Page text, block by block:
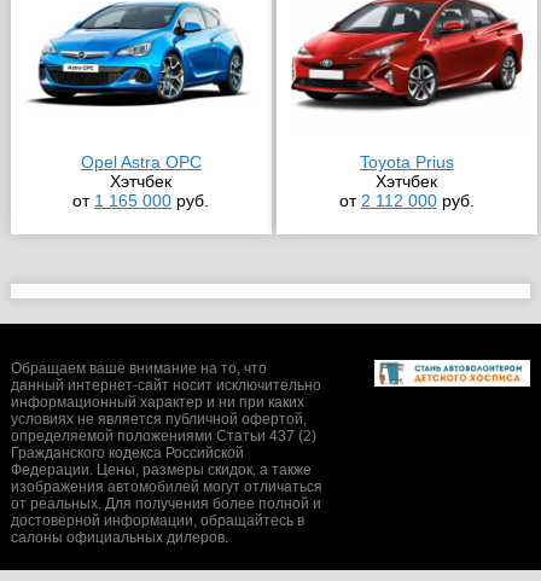
Opel Astra OPC
Хэтчбек
от 1 165 000 руб.
Toyota Prius
Хэтчбек
от2 112 000руб.
Обращаем ваше внимание на то, что
данный интернет-сайт носит исключительно
информационный характер и ни при каких
условиях не является публичной офертой,
определяемой положениями Статьи 437 (2)
Гражданского кодекса Российской
Федерации. Цены, размеры скидок, а также
изображения автомобилей могут отличаться
от реальных. Для получения более полной и
достоверной информации, обращайтесь в
салоны официальных дилеров.